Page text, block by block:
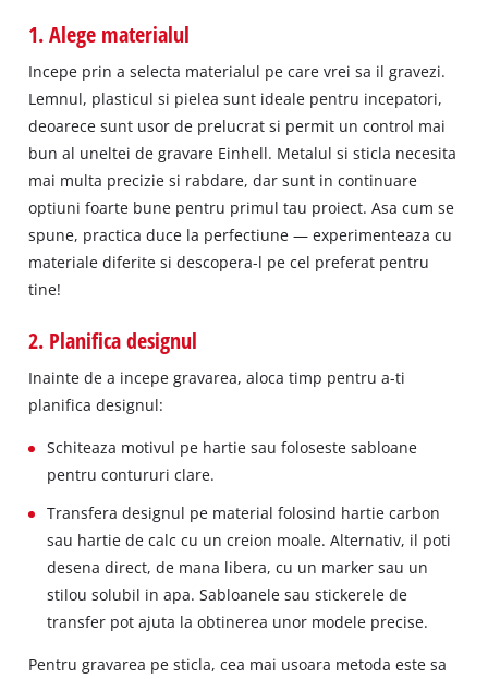
1. Alege materialul
Incepe prin a selecta materialul pe care vrei sa il gravezi.
Lemnul, plasticul si pielea sunt ideale pentru incepatori,
deoarece sunt usor de prelucrat si permit un control mai
bun al uneltei de gravare Einhell. Metalul si sticla necesita
mai multa precizie si rabdare, dar sunt in continuare
optiuni foarte bune pentru primul tau proiect. Asa cum se
spune, practica duce la perfectiune — experimenteaza cu
materiale diferite si descopera-l pe cel preferat pentru
tine!
2. Planifica designul
Inainte de a incepe gravarea, aloca timp pentru a-ti
planifica designul:
Schiteaza motivul pe hartie sau foloseste sabloane
pentru contururi clare.
Transfera designul pe material folosind hartie carbon
sau hartie de calc cu un creion moale. Alternativ, il poti
desena direct, de mana libera, cu un marker sau un
stilou solubil in apa. Sabloanele sau stickerele de
transfer pot ajuta la obtinerea unor modele precise.
Pentru gravarea pe sticla, cea mai usoara metoda este sa